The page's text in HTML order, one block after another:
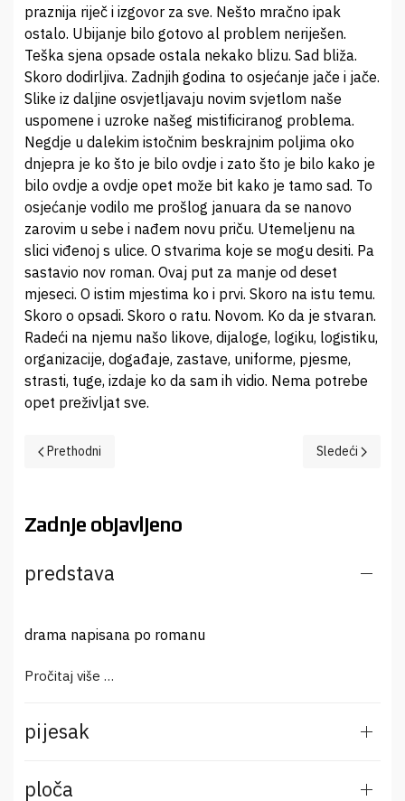
praznija riječ i izgovor za sve. Nešto mračno ipak
ostalo. Ubijanje bilo gotovo al problem neriješen.
Teška sjena opsade ostala nekako blizu. Sad bliža.
Skoro dodirljiva. Zadnjih godina to osjećanje jače i jače.
Slike iz daljine osvjetljavaju novim svjetlom naše
uspomene i uzroke našeg mistificiranog problema.
Negdje u dalekim istočnim beskrajnim poljima oko
dnjepra je ko što je bilo ovdje i zato što je bilo kako je
bilo ovdje a ovdje opet može bit kako je tamo sad. To
osjećanje vodilo me prošlog januara da se nanovo
zarovim u sebe i nađem novu priču. Utemeljenu na
slici viđenoj s ulice. O stvarima koje se mogu desiti. Pa
sastavio nov roman. Ovaj put za manje od deset
mjeseci. O istim mjestima ko i prvi. Skoro na istu temu.
Skoro o opsadi. Skoro o ratu. Novom. Ko da je stvaran.
Radeći na njemu našo likove, dijaloge, logiku, logistiku,
organizacije, događaje, zastave, uniforme, pjesme,
strasti, tuge, izdaje ko da sam ih vidio. Nema potrebe
opet preživljat sve.
Prethodni članak: Kralj
Prethodni Sledeći članak:
Sledeći
Zadnje objavljeno
predstava
drama napisana po romanu
Pročitaj više …
pijesak
ploča